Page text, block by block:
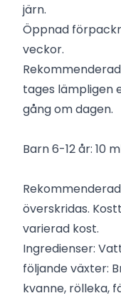
järn.
Öppnad
veckor.
tages lämpligen
gång om dagen.
Barn 6-12 år: 10
överskridas.
varierad kost.
Ingredienser:
följande växter:
kvanne, rölleka,